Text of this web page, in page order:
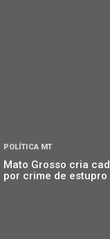
POLÍTICA MT
Mato Grosso cria
por crime de estupro